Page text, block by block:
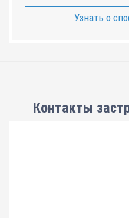
Узнать о
Контакты